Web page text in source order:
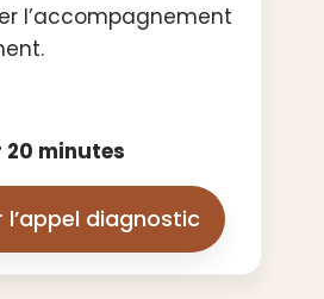
l’accompagnement
20 minutes
l’appel diagnostic